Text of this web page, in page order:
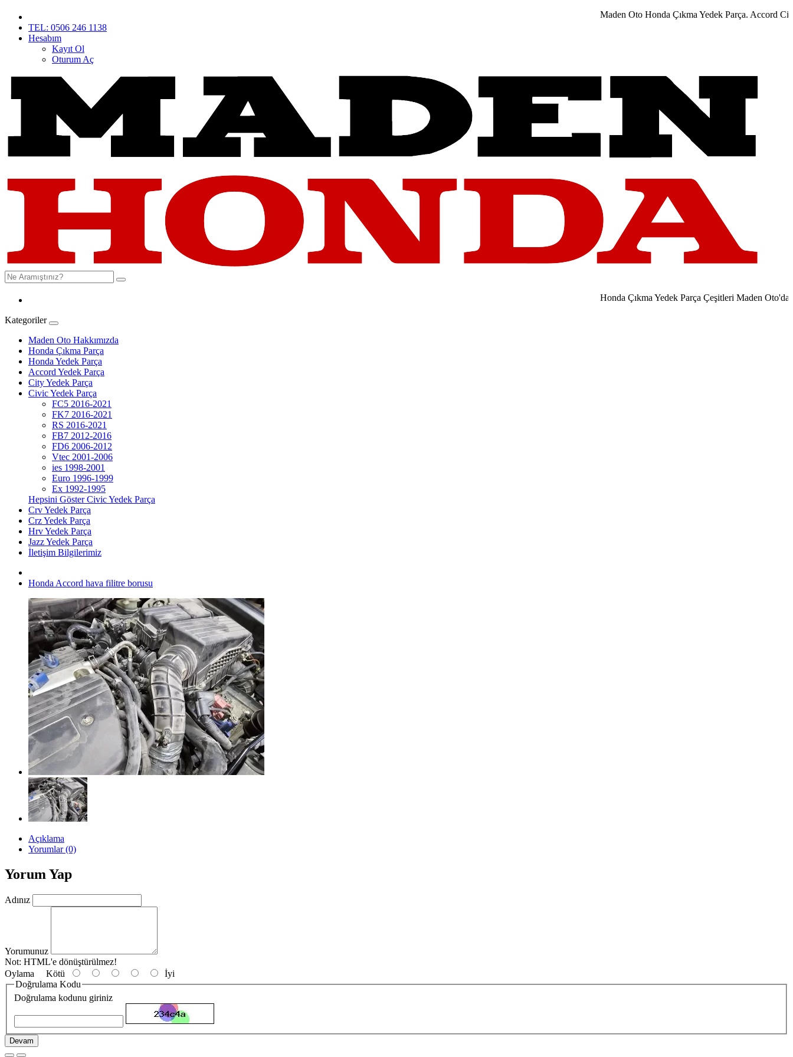
Maden Oto Honda Çıkma Yedek Parça. Accord City
TEL: 0506 246 1138
Hesabım
Kayıt Ol
Oturum Aç
Honda Çıkma Yedek Parça Çeşitleri Maden Oto'da
Kategoriler
Maden Oto Hakkımızda
Honda Çıkma Parça
Honda Yedek Parça
Accord Yedek Parça
City Yedek Parça
Civic Yedek Parça
FC5 2016-2021
FK7 2016-2021
RS 2016-2021
FB7 2012-2016
FD6 2006-2012
Vtec 2001-2006
ies 1998-2001
Euro 1996-1999
Ex 1992-1995
Hepsini Göster Civic Yedek Parça
Crv Yedek Parça
Crz Yedek Parça
Hrv Yedek Parça
Jazz Yedek Parça
İletişim Bilgilerimiz
Honda Accord hava filitre borusu
Açıklama
Yorumlar (0)
Yorum Yap
Adınız
Yorumunuz
Not: HTML'e dönüştürülmez!
Oylama Kötü
İyi
Doğrulama Kodu
Doğrulama kodunu giriniz
Devam